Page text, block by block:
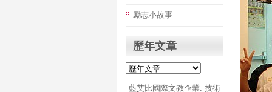
勵志小故事
歷年文章
藍艾比國際文教企業. 技術